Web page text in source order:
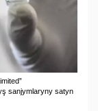
sanjymlaryny satyn